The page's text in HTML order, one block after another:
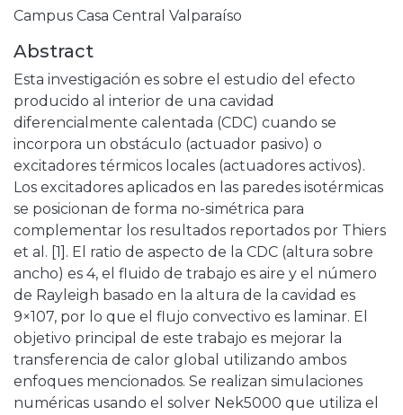
Campus Casa Central Valparaíso
Abstract
Esta investigación es sobre el estudio del efecto
producido al interior de una cavidad
diferencialmente calentada (CDC) cuando se
incorpora un obstáculo (actuador pasivo) o
excitadores térmicos locales (actuadores activos).
Los excitadores aplicados en las paredes isotérmicas
se posicionan de forma no-simétrica para
complementar los resultados reportados por Thiers
et al. [1]. El ratio de aspecto de la CDC (altura sobre
ancho) es 4, el fluido de trabajo es aire y el número
de Rayleigh basado en la altura de la cavidad es
9×107, por lo que el flujo convectivo es laminar. El
objetivo principal de este trabajo es mejorar la
transferencia de calor global utilizando ambos
enfoques mencionados. Se realizan simulaciones
numéricas usando el solver Nek5000 que utiliza el